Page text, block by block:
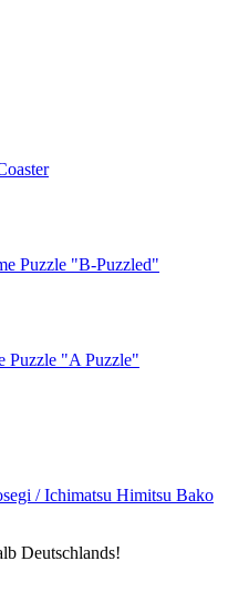
Puzzle "B-Puzzled"
Puzzle "A Puzzle"
Himitsu Bako
Deutschlands!